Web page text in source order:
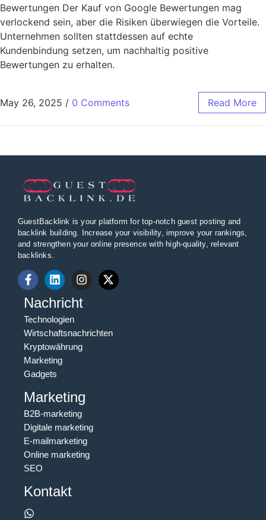
Bewertungen Der Kauf von Google Bewertungen mag
verlockend sein, aber die Risiken überwiegen die Vorteile.
Unternehmen sollten stattdessen auf echte
Kundenbindung setzen, um nachhaltig positive
Bewertungen zu erhalten.
May 26, 2025 / 0 Comments Read More
GuestBacklink is your platform for top-notch guest posting and
backlink building. Increase your visibility, improve your rankings,
and strengthen your online presence with high-quality, relevant
backlinks.
Nachricht
Technologien
Wirtschaftsnachrichten
Kryptowährung
Marketing
Gadgets
Marketing
B2B-marketing
Digitale marketing
E-mailmarketing
Online marketing
SEO
Kontakt